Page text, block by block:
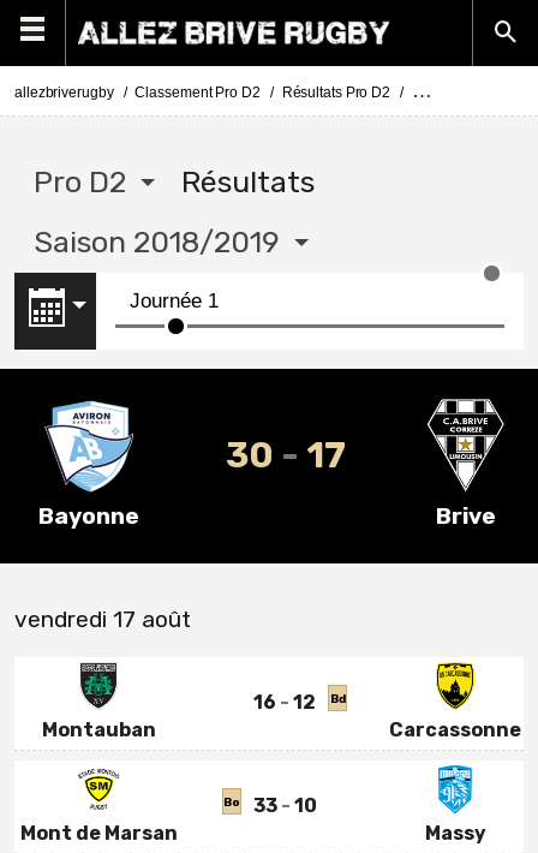
allezbriverugby Classement Pro D2 Résultats Pro D2 Pro D2 résultats
Pro D2
Résultats
Saison 2018/2019
Bayonne
30 17
Brive
vendredi 17 août
Montauban
16 12 Bd
Carcassonne
Mont de Marsan
Bo 33
10
Massy